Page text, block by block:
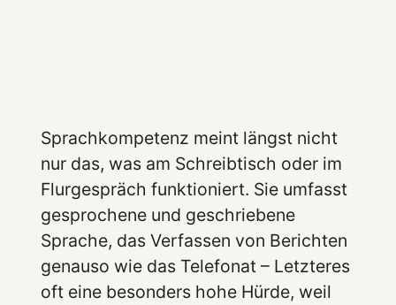
Sprachkompetenz meint längst nicht
nur das, was am Schreibtisch oder im
Flurgespräch funktioniert. Sie umfasst
gesprochene und geschriebene
Sprache, das Verfassen von Berichten
genauso wie das Telefonat – Letzteres
oft eine besonders hohe Hürde, weil